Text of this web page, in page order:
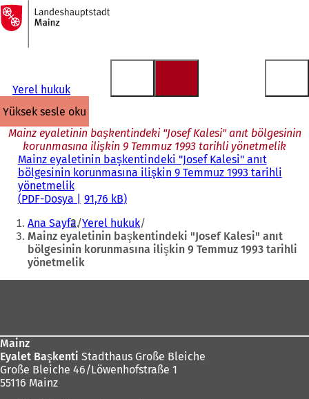
İçeriğe atla
Ana
sayfaya
Yerel hukuk
yüksek sesle oku
Mainz eyaletinin başkentindeki "Josef Kalesi" anıt bölgesinin
korunmasına ilişkin 9 Temmuz 1993 tarihli yönetmelik
Mainz eyaletinin başkentindeki "Josef Kalesi" anıt
bölgesinin korunmasına ilişkin 9 Temmuz 1993 tarihli
yönetmelik
PDF-Dosya 91,76 kB
Buradasınız:
Ana Sayfa Yerel hukuk
Mainz eyaletinin başkentindeki "Josef Kalesi" anıt
bölgesinin korunmasına ilişkin 9 Temmuz 1993 tarihli
yönetmelik
Mainz
Eyalet Başkenti Stadthaus Große Bleiche
Große Bleiche 46/Löwenhofstraße 1
55116 Mainz